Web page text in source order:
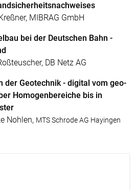
MIBRAG GmbH
bei der Deutschen Bahn -
DB Netz AG
der Geotechnik - digital vom geo­
Homogenbereiche bis in
Nohlen, MTS Schrode AG Hayingen